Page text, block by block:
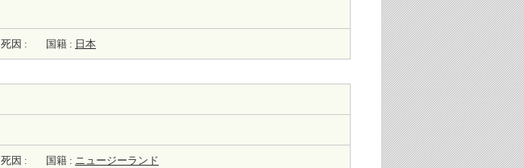
死因 : 国籍 : 日本
死因 : 国籍 : ニュージーランド